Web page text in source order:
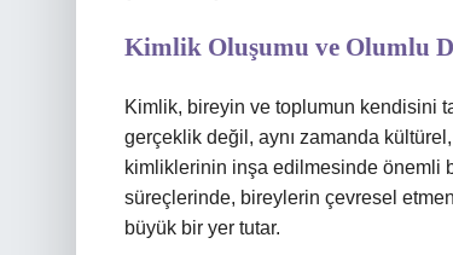
Kimlik Oluşumu ve Olumlu
Kimlik, bireyin ve toplumun kendisini
gerçeklik değil, aynı zamanda
kimliklerinin inşa edilmesinde önemli
süreçlerinde, bireylerin çevresel
büyük bir yer tutar.